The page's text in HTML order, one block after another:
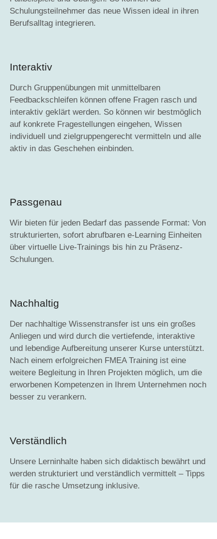
Schulungsteilnehmer das neue Wissen ideal in ihren
Berufsalltag integrieren.
Interaktiv
Durch Gruppenübungen mit unmittelbaren
Feedbackschleifen können offene Fragen rasch und
interaktiv geklärt werden. So können wir bestmöglich
auf konkrete Fragestellungen eingehen, Wissen
individuell und zielgruppengerecht vermitteln und alle
aktiv in das Geschehen einbinden.
Passgenau
Wir bieten für jeden Bedarf das passende Format: Von
strukturierten, sofort abrufbaren e-Learning Einheiten
über virtuelle Live-Trainings bis hin zu Präsenz-
Schulungen.
Nachhaltig
Der nachhaltige Wissenstransfer ist uns ein großes
Anliegen und wird durch die vertiefende, interaktive
und lebendige Aufbereitung unserer Kurse unterstützt.
Nach einem erfolgreichen FMEA Training ist eine
weitere Begleitung in Ihren Projekten möglich, um die
erworbenen Kompetenzen in Ihrem Unternehmen noch
besser zu verankern.
Verständlich
Unsere Lerninhalte haben sich didaktisch bewährt und
werden strukturiert und verständlich vermittelt – Tipps
für die rasche Umsetzung inklusive.